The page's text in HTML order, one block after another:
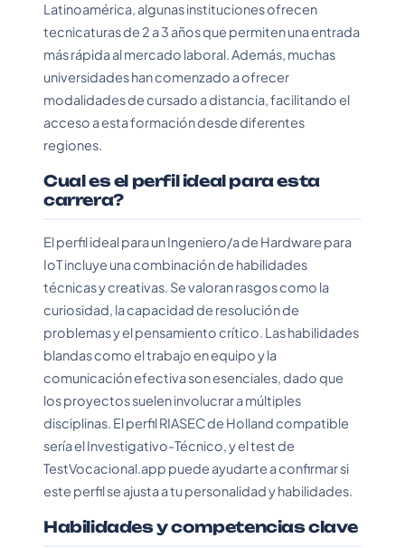
Latinoamérica, algunas instituciones ofrecen
tecnicaturas de 2 a 3 años que permiten una entrada
más rápida al mercado laboral. Además, muchas
universidades han comenzado a ofrecer
modalidades de cursado a distancia, facilitando el
acceso a esta formación desde diferentes
regiones.
Cual es el perfil ideal para esta
carrera?
El perfil ideal para un Ingeniero/a de Hardware para
IoT incluye una combinación de habilidades
técnicas y creativas. Se valoran rasgos como la
curiosidad, la capacidad de resolución de
problemas y el pensamiento crítico. Las habilidades
blandas como el trabajo en equipo y la
comunicación efectiva son esenciales, dado que
los proyectos suelen involucrar a múltiples
disciplinas. El perfil RIASEC de Holland compatible
sería el Investigativo-Técnico, y el test de
TestVocacional.app puede ayudarte a confirmar si
este perfil se ajusta a tu personalidad y habilidades.
Habilidades y competencias clave